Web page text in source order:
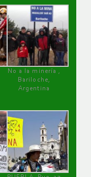
No a la minería ,
Bariloche,
Argentina